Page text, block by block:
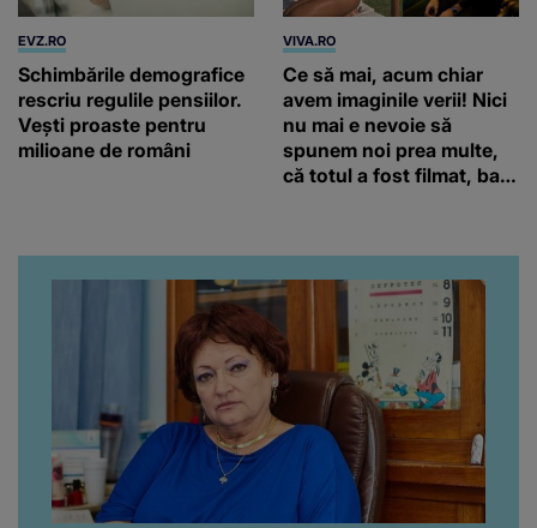
EVZ.RO
Schimbările demografice
rescriu regulile pensiilor.
Vești proaste pentru
milioane de români
VIVA.RO
Ce să mai, acum chiar
avem imaginile verii! Nici
nu mai e nevoie să
spunem noi prea multe,
că totul a fost filmat, ba
da, frumoasa iubită a lui
Florin Ristei e...